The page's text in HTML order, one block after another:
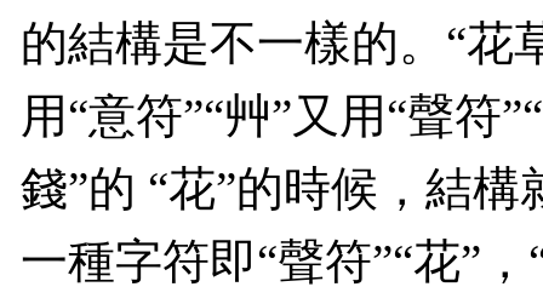
的結構是不一樣的。“花
用“意符”“艸”又用“聲符
錢”的 “花”的時候，結
一種字符即“聲符”“花”